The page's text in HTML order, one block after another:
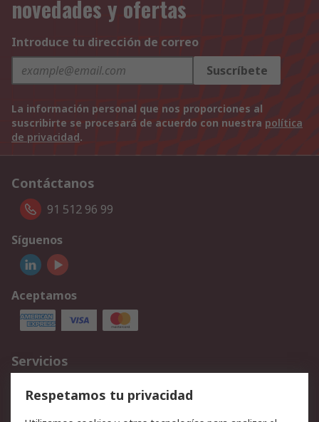
novedades y ofertas
Introduce tu dirección de correo
Suscríbete
La información personal que nos proporciones al
suscribirte se procesará de acuerdo con nuestra política
de privacidad.
Contáctanos
91 512 96 99
Síguenos
Aceptamos
Servicios
Cómo realizar pedidos
Devoluciones
Facturación y pago
Respetamos tu privacidad